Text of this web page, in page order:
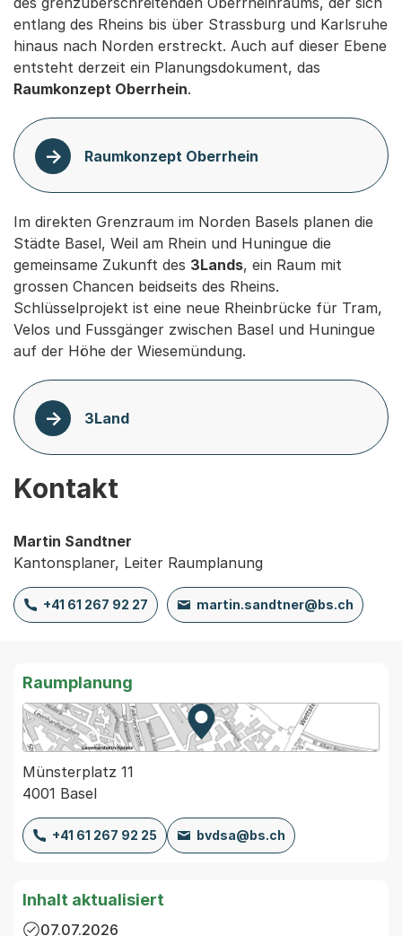
entlang des Rheins bis über Strassburg und Karlsruhe
hinaus nach Norden erstreckt. Auch auf dieser Ebene
entsteht derzeit ein Planungsdokument, das
Raumkonzept Oberrhein.
Raumkonzept Oberrhein
Im direkten Grenzraum im Norden Basels planen die
Städte Basel, Weil am Rhein und Huningue die
gemeinsame Zukunft des 3Lands, ein Raum mit
grossen Chancen beidseits des Rheins.
Schlüsselprojekt ist eine neue Rheinbrücke für Tram,
Velos und Fussgänger zwischen Basel und Huningue
auf der Höhe der Wiesemündung.
3Land
Kontakt
Martin Sandtner
Kantonsplaner, Leiter Raumplanung
+41 61 267 92 27 martin.sandtner@bs.ch
Raumplanung
Zur Karte von MapBS.
Externer Link, wird in einem
Münsterplatz 11
4001 Basel
+41 61 267 92 25 bvdsa@bs.ch
Inhalt aktualisiert
07.07.2026